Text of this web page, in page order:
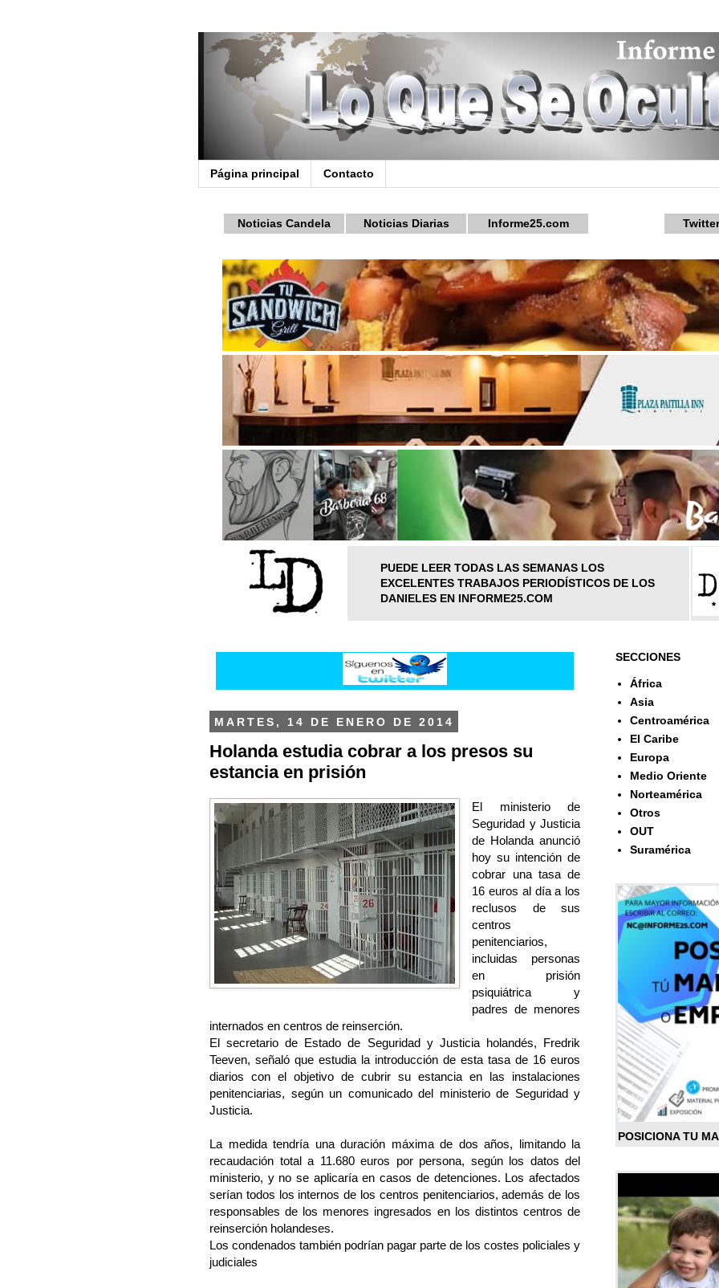
Página principal Contacto
Noticias Candela Noticias Diarias Informe25.com
PUEDE LEER TODAS LAS SEMANAS LOS
EXCELENTES TRABAJOS PERIODÍSTICOS DE LOS
DANIELES EN INFORME25.COM
MARTES, 14 DE ENERO DE 2014
Holanda estudia cobrar a los presos su
estancia en prisión
El ministerio de
Seguridad y Justicia
de Holanda anunció
hoy su intención de
cobrar una tasa de
16 euros al día a los
reclusos de sus
centros
penitenciarios,
incluidas personas
en prisión
psiquiátrica y
padres de menores
internados en centros de reinserción.
El secretario de Estado de Seguridad y Justicia holandés, Fredrik
Teeven, señaló que estudia la introducción de esta tasa de 16 euros
diarios con el objetivo de cubrir su estancia en las instalaciones
penitenciarias, según un comunicado del ministerio de Seguridad y
Justicia.
La medida tendría una duración máxima de dos años, limitando la
recaudación total a 11.680 euros por persona, según los datos del
ministerio, y no se aplicaría en casos de detenciones. Los afectados
serían todos los internos de los centros penitenciarios, además de los
responsables de los menores ingresados en los distintos centros de
reinserción holandeses.
Los condenados también podrían pagar parte de los costes policiales y
judiciales
SECCIONES
África
Asia
Centroamérica
El Caribe
Europa
Medio Oriente
Norteamérica
Otros
OUT
Suramérica
POSICIONA TU